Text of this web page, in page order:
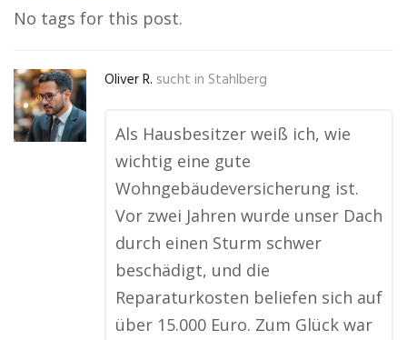
No tags for this post.
Oliver R. sucht in Stahlberg
Als Hausbesitzer weiß ich, wie
wichtig eine gute
Wohngebäudeversicherung ist.
Vor zwei Jahren wurde unser Dach
durch einen Sturm schwer
beschädigt, und die
Reparaturkosten beliefen sich auf
über 15.000 Euro. Zum Glück war